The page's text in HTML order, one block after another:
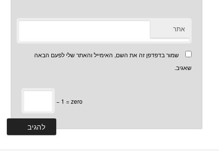
אתר
שמור בדפדפן זה את השם, האימייל והאתר שלי לפעם הבאה
שאגיב.
− 1 = zero